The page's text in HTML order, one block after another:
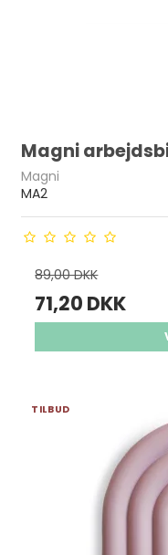
Magni
Magni
MA2
89,00 DKK
71,20 DKK
TILBUD